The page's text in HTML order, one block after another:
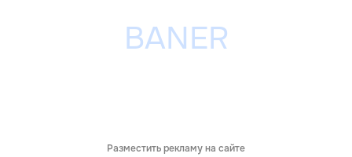
Разместить рекламу на сайте